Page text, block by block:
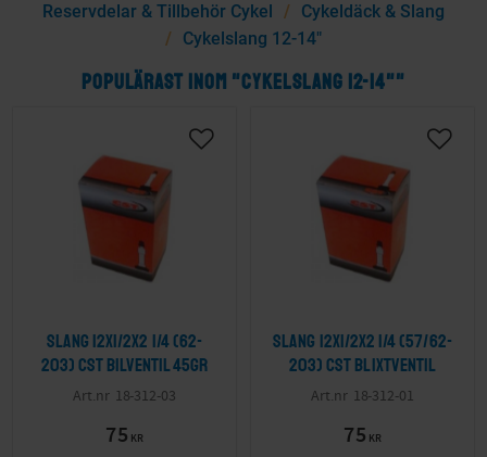
Reservdelar & Tillbehör Cykel
Cykeldäck & Slang
Cykelslang 12-14"
POPULÄRAST INOM "CYKELSLANG 12-14""
Slang 12x1/2x2 1/4 (62-
203) CST bilventil 45gr
18-312-03
75 KR
Slang 12x1/2x2 1/4 (57/62-
203) CST blixtventil
18-312-01
75 KR